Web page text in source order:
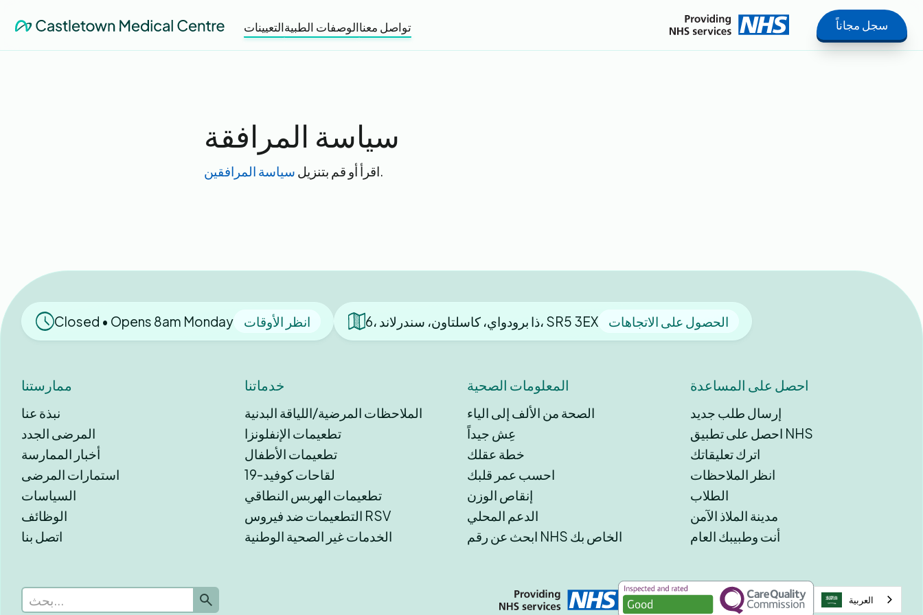
التعييناتالوصفات الطبيةتواصل معنا سجل مجاناً
سياسة المرافقة
اقرأ أو قم بتنزيل سياسة المرافقين .
Closed • Opens 8am Monday انظر الأوقات 6، ذا برودواي، كاسلتاون، سندرلاند، SR5 3EX الحصول على الاتجاهات
ممارستنا
نبذة عنا
المرضى الجدد
أخبار الممارسة
استمارات المرضى
السياسات
الوظائف
اتصل بنا
خدماتنا
الملاحظات المرضية/اللياقة البدنية
تطعيمات الإنفلونزا
تطعيمات الأطفال
لقاحات كوفيد-19
تطعيمات الهربس النطاقي
التطعيمات ضد فيروس RSV
الخدمات غير الصحية الوطنية
المعلومات الصحية
الصحة من الألف إلى الياء
عِش جيداً
خطة عقلك
احسب عمر قلبك
إنقاص الوزن
الدعم المحلي
ابحث عن رقم NHS الخاص بك
احصل على المساعدة
إرسال طلب جديد
احصل على تطبيق NHS
اترك تعليقاتك
انظر الملاحظات
الطلاب
مدينة الملاذ الآمن
أنت وطبيبك العام
العربية‏